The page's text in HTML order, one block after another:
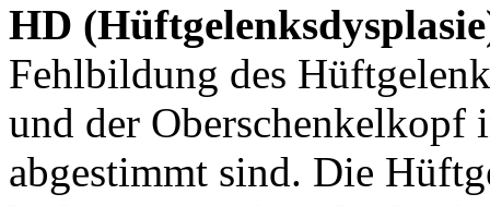
HD
Fehlbildung des
und der
abgestimmt sind. Die